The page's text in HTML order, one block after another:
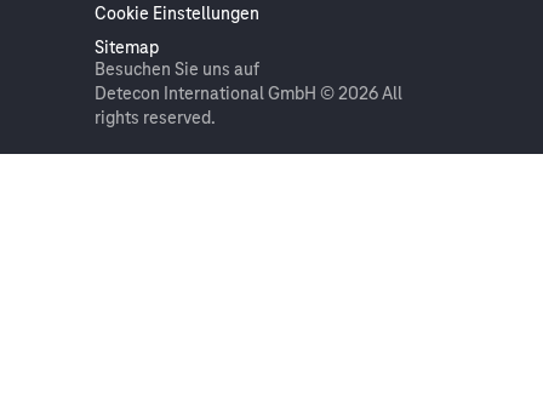
Detecon International GmbH © 2026 All
rights reserved.
Cookie Einstellungen
Sitemap
Besuchen Sie uns auf